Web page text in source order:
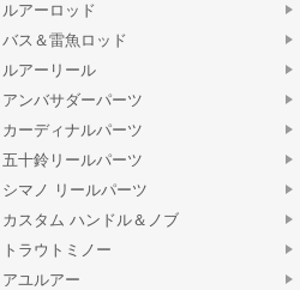
ルアーロッド
バス＆雷魚ロッド
ルアーリール
アンバサダーパーツ
カーディナルパーツ
五十鈴リールパーツ
シマノ リールパーツ
カスタム ハンドル＆ノブ
トラウトミノー
アユルアー